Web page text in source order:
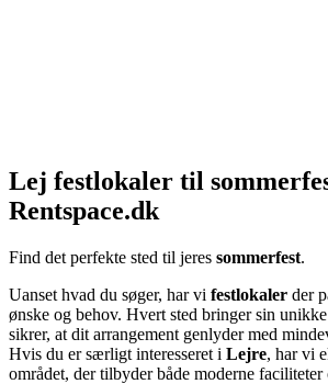
Lej festlokaler til
Rentspace.dk
Find det perfekte sted til jeres sommerfest.
Uanset hvad du søger, har vi festlokaler der
ønske og behov. Hvert sted bringer sin
sikrer, at dit arrangement genlyder med
Hvis du er særligt interesseret i Lejre, har vi
området, der tilbyder både moderne